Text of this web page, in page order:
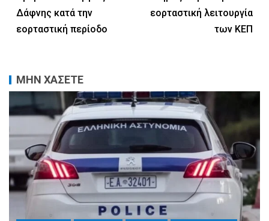
Δάφνης κατά την
εορταστική περίοδο
εορταστική λειτουργία
των ΚΕΠ
ΜΗΝ ΧΑΣΕΤΕ